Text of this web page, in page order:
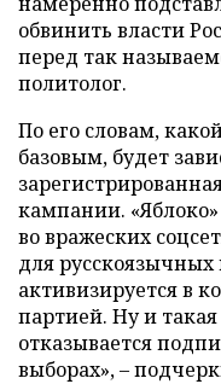
обвинить власти
перед так
политолог.
По его словам,
базовым, будет
кампании.
во вражеских
для русскоязычных
активизируется в
партией. Ну и
отказывается
выборах», –